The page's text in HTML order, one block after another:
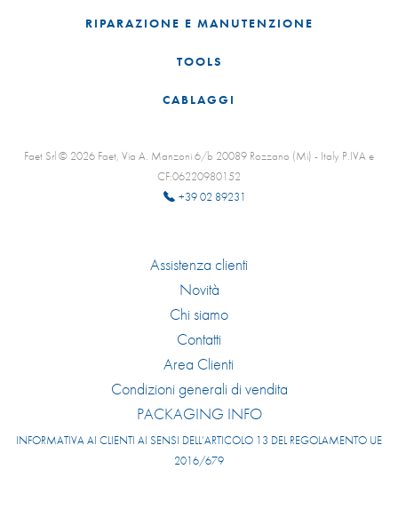
RIPARAZIONE E MANUTENZIONE
TOOLS
CABLAGGI
Faet Srl © 2026 Faet, Via A. Manzoni 6/b 20089 Rozzano (Mi) - Italy P.IVA e
CF:06220980152
+39 02 89231
Assistenza clienti
Novità
Chi siamo
Contatti
Area Clienti
Condizioni generali di vendita
PACKAGING INFO
INFORMATIVA AI CLIENTI AI SENSI DELL’ARTICOLO 13 DEL REGOLAMENTO UE
2016/679